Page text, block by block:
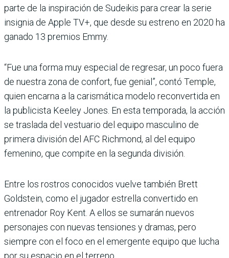
parte de la inspiración de Sudeikis para crear la serie
insignia de Apple TV+, que desde su estreno en 2020 ha
ganado 13 premios Emmy.
“Fue una forma muy especial de regresar, un poco fuera
de nuestra zona de confort, fue genial”, contó Temple,
quien encarna a la carismática modelo reconvertida en
la publicista Keeley Jones. En esta temporada, la acción
se traslada del vestuario del equipo masculino de
primera división del AFC Richmond, al del equipo
femenino, que compite en la segunda división.
Entre los rostros conocidos vuelve también Brett
Goldstein, como el jugador estrella convertido en
entrenador Roy Kent. A ellos se sumarán nuevos
personajes con nuevas tensiones y dramas, pero
siempre con el foco en el emergente equipo que lucha